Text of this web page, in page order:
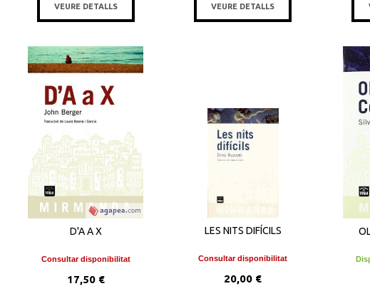
VEURE DETALLS VEURE DETALLS
D'A A X
Consultar disponibilitat
17,50 €
LES NITS DIFÍCILS
Consultar disponibilitat
20,00 €